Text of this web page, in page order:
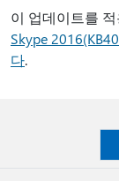
이 업데이트를
Skype
다.